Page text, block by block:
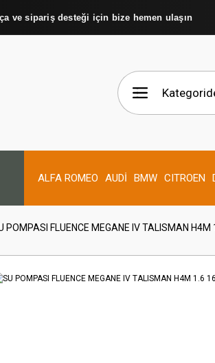
ve sipariş desteği için bize hemen ulaşın
ALFA ROMEO AUDİ BMW CITROEN
POMPASI FLUENCE MEGANE IV TALISMAN H4M